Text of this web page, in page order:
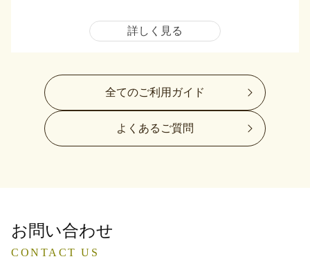
詳しく見る
全てのご利用ガイド
よくあるご質問
お問い合わせ
CONTACT US